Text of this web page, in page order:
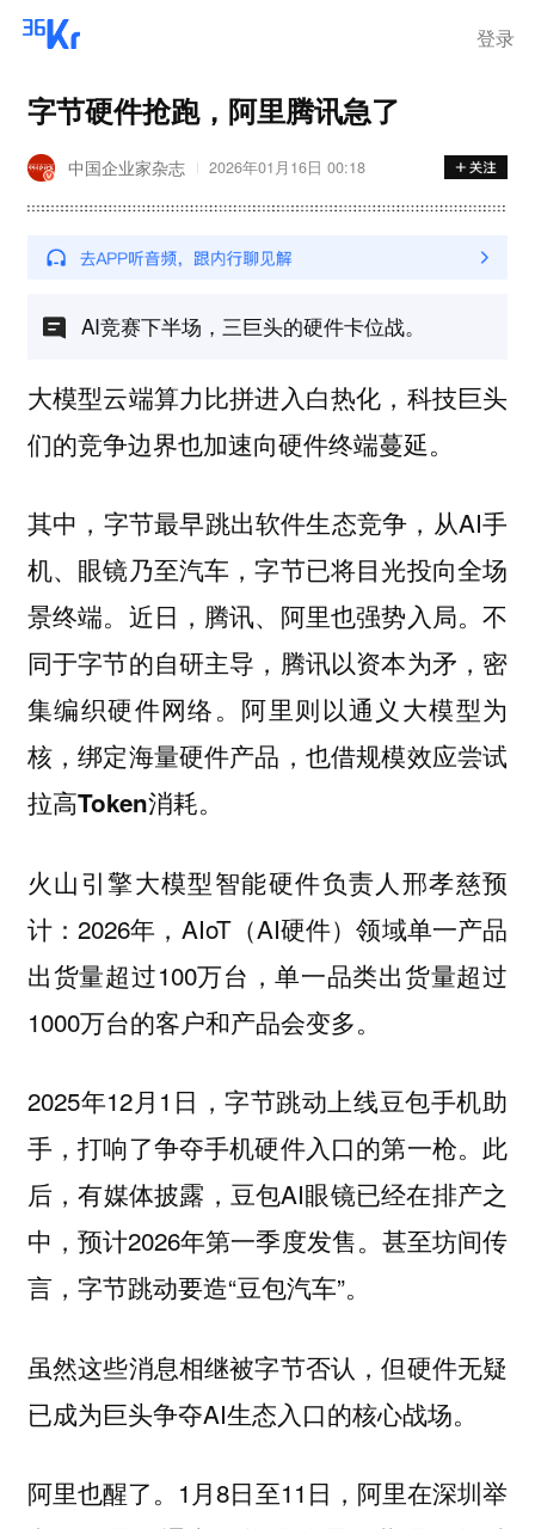
登录
字节硬件抢跑，阿里腾讯急了
中国企业家杂志 2026年01月16日 00:18
AI竞赛下半场，三巨头的硬件卡位战。
大模型云端算力比拼进入白热化，科技巨头
们的竞争边界也加速向硬件终端蔓延。
其中，字节最早跳出软件生态竞争，从AI手
机、眼镜乃至汽车，字节已将目光投向全场
景终端。近日，腾讯、阿里也强势入局。不
同于字节的自研主导，腾讯以资本为矛，密
集编织硬件网络。 阿里则以通义大模型为
核，绑定海量硬件产品，也借规模效应尝试
拉高Token消耗。
火山引擎大模型智能硬件负责人邢孝慈预
计：2026年，AIoT（AI硬件）领域单一产品
出货量超过100万台，单一品类出货量超过
1000万台的客户和产品会变多。
2025年12月1日，字节跳动上线豆包手机助
手，打响了争夺手机硬件入口的第一枪。此
后，有媒体披露，豆包AI眼镜已经在排产之
中，预计2026年第一季度发售。甚至坊间传
言，字节跳动要造“豆包汽车”。
虽然这些消息相继被字节否认，但硬件无疑
已成为巨头争夺AI生态入口的核心战场。
阿里也醒了。1月8日至11日，阿里在深圳举